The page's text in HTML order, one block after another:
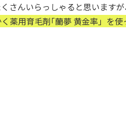
さんいらっしゃると思いますが
薬用育毛剤｢蘭夢 黄金率」を